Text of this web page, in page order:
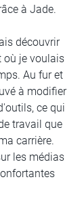
à Jade.
découvrir
où je voulais
Au fur et
à modifier
ce qui
travail que
carrière.
les médias